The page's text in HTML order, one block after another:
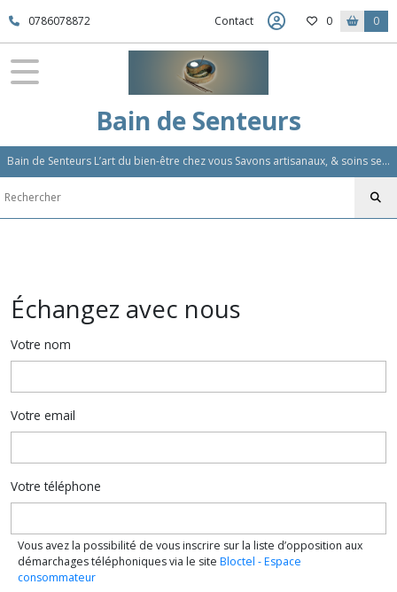
0786078872 Contact 0 0
Bain de Senteurs
Bain de Senteurs L’art du bien-être chez vous Savons artisanaux, & soins sensoriels, Aromathérapie et Parfums d'Ambiance,Soin Des Cheveux
Échangez avec nous
Votre nom
Votre email
Votre téléphone
Vous avez la possibilité de vous inscrire sur la liste d’opposition aux
démarchages téléphoniques via le site Bloctel - Espace
consommateur